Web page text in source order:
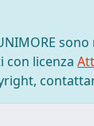
con licenza